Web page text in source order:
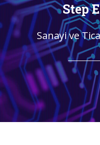
Step
Sanayi ve